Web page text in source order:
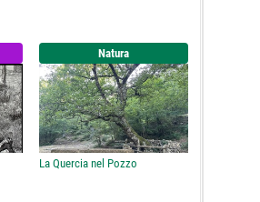
Natura
La Quercia nel Pozzo